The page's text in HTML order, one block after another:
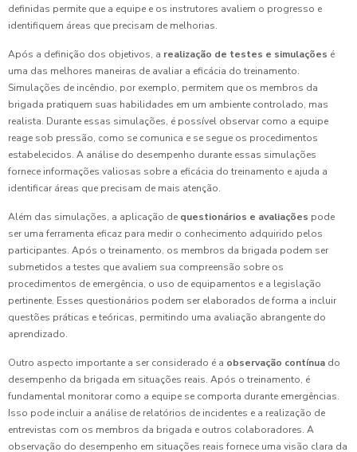
definidas permite que a equipe e os instrutores avaliem o progresso e
identifiquem áreas que precisam de melhorias.
Após a definição dos objetivos, a realização de testes e simulações é
uma das melhores maneiras de avaliar a eficácia do treinamento.
Simulações de incêndio, por exemplo, permitem que os membros da
brigada pratiquem suas habilidades em um ambiente controlado, mas
realista. Durante essas simulações, é possível observar como a equipe
reage sob pressão, como se comunica e se segue os procedimentos
estabelecidos. A análise do desempenho durante essas simulações
fornece informações valiosas sobre a eficácia do treinamento e ajuda a
identificar áreas que precisam de mais atenção.
Além das simulações, a aplicação de questionários e avaliações pode
ser uma ferramenta eficaz para medir o conhecimento adquirido pelos
participantes. Após o treinamento, os membros da brigada podem ser
submetidos a testes que avaliem sua compreensão sobre os
procedimentos de emergência, o uso de equipamentos e a legislação
pertinente. Esses questionários podem ser elaborados de forma a incluir
questões práticas e teóricas, permitindo uma avaliação abrangente do
aprendizado.
Outro aspecto importante a ser considerado é a observação contínua do
desempenho da brigada em situações reais. Após o treinamento, é
fundamental monitorar como a equipe se comporta durante emergências.
Isso pode incluir a análise de relatórios de incidentes e a realização de
entrevistas com os membros da brigada e outros colaboradores. A
observação do desempenho em situações reais fornece uma visão clara da